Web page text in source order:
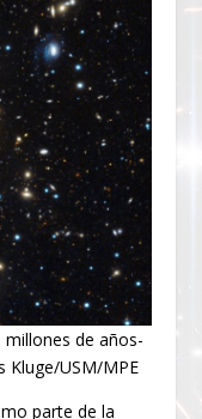
millones de años-
Kluge/USM/MPE
parte de la